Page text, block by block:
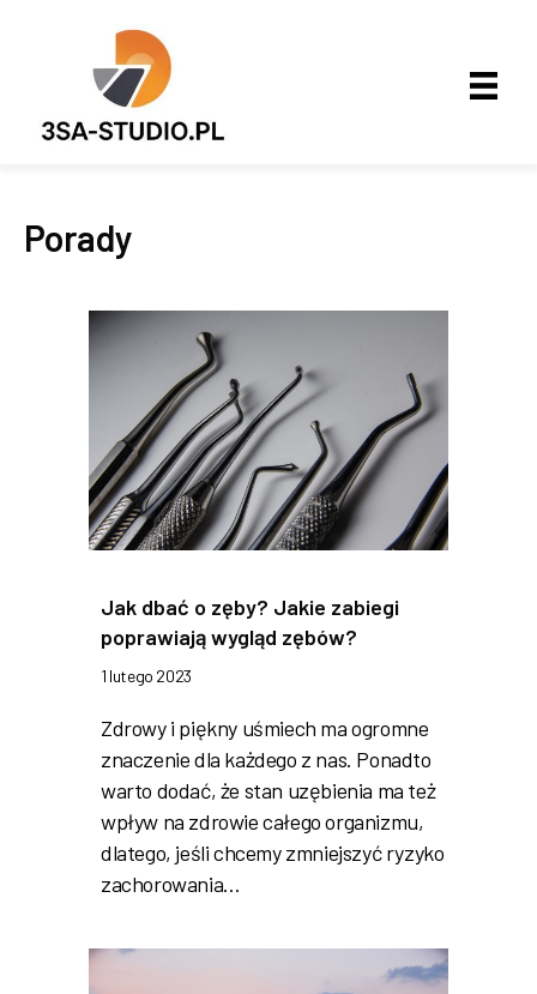
Porady
Jak dbać o zęby? Jakie zabiegi
poprawiają wygląd zębów?
1 lutego 2023
Zdrowy i piękny uśmiech ma ogromne
znaczenie dla każdego z nas. Ponadto
warto dodać, że stan uzębienia ma też
wpływ na zdrowie całego organizmu,
dlatego, jeśli chcemy zmniejszyć ryzyko
zachorowania…